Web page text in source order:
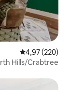
4,97 de uma
4,97 (220)
Hills/Crabtree